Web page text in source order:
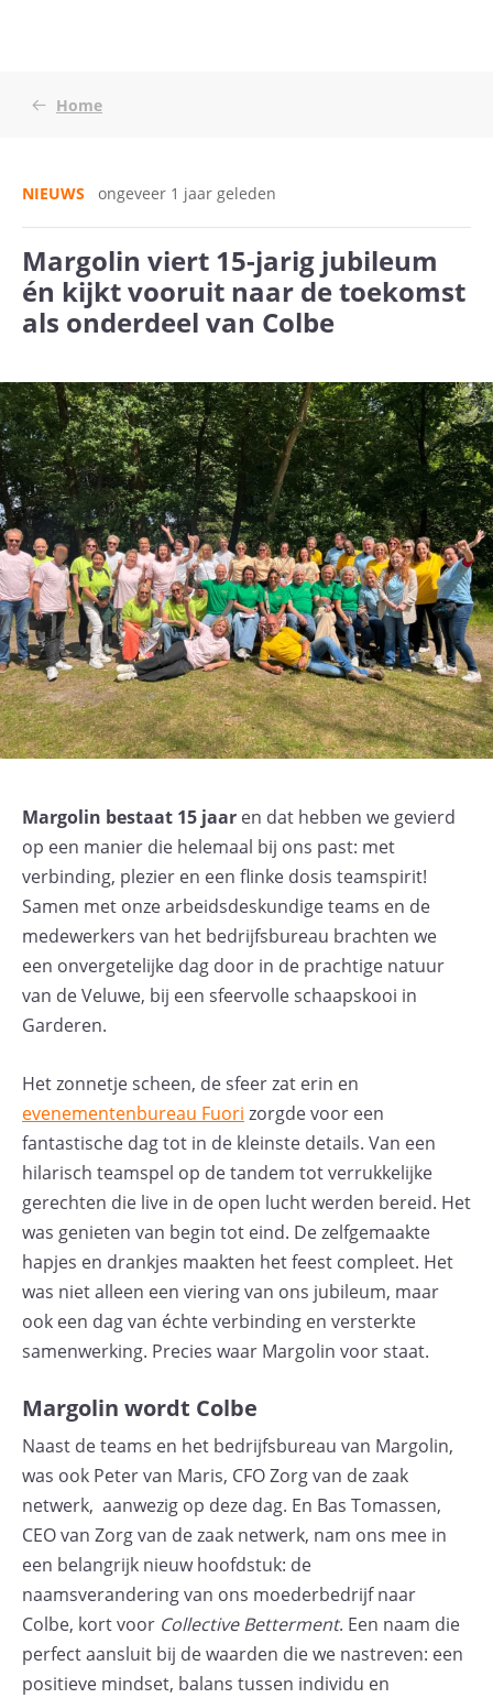
Home
NIEUWS ongeveer 1 jaar geleden
Margolin viert 15-jarig jubileum
én kijkt vooruit naar de toekomst
als onderdeel van Colbe
Margolin bestaat 15 jaar en dat hebben we gevierd
op een manier die helemaal bij ons past: met
verbinding, plezier en een flinke dosis teamspirit!
Samen met onze arbeidsdeskundige teams en de
medewerkers van het bedrijfsbureau brachten we
een onvergetelijke dag door in de prachtige natuur
van de Veluwe, bij een sfeervolle schaapskooi in
Garderen.
Het zonnetje scheen, de sfeer zat erin en
evenementenbureau Fuori zorgde voor een
fantastische dag tot in de kleinste details. Van een
hilarisch teamspel op de tandem tot verrukkelijke
gerechten die live in de open lucht werden bereid. Het
was genieten van begin tot eind. De zelfgemaakte
hapjes en drankjes maakten het feest compleet. Het
was niet alleen een viering van ons jubileum, maar
ook een dag van échte verbinding en versterkte
samenwerking. Precies waar Margolin voor staat.
Margolin wordt Colbe
Naast de teams en het bedrijfsbureau van Margolin,
was ook Peter van Maris, CFO Zorg van de zaak
netwerk, aanwezig op deze dag. En Bas Tomassen,
CEO van Zorg van de zaak netwerk, nam ons mee in
een belangrijk nieuw hoofdstuk: de
naamsverandering van ons moederbedrijf naar
Colbe, kort voor Collective Betterment. Een naam die
perfect aansluit bij de waarden die we nastreven: een
positieve mindset, balans tussen individu en